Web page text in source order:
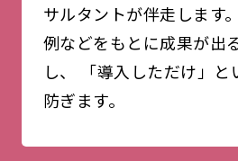
サルタントが伴走します
例などをもとに成果が出
し、 「導入しただけ」と
防ぎます。